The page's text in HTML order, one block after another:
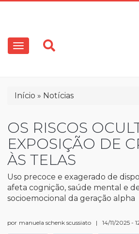
conteúdo
principal
Main
navigation
Trilha
navegação
Início Notícias
OS RISCOS
EXPOSIÇÃO DE
ÀS TELAS
Uso precoce e exagerado de
afeta cognição, saúde mental e
socioemocional da geração alpha
por manuela schenk scussiato | 14/11/2025 -